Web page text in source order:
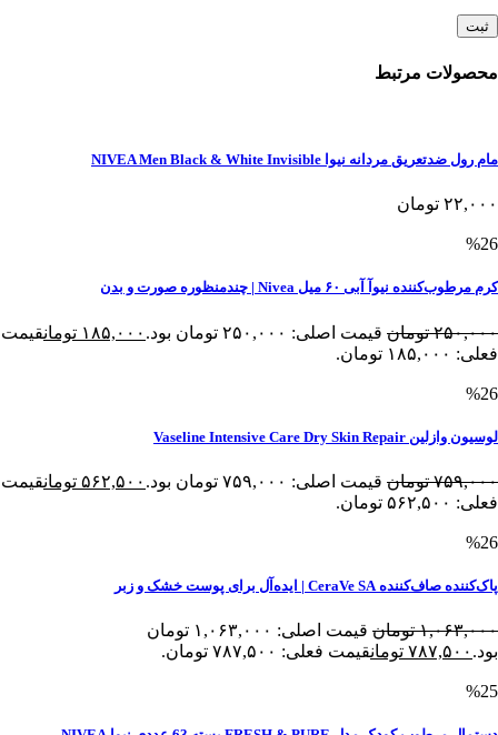
محصولات مرتبط
مام رول ضدتعریق مردانه نیوا NIVEA Men Black & White Invisible
۲۲,۰۰۰ تومان
%26
کرم مرطوب‌کننده نیوآ آبی ۶۰ میل Nivea | چندمنظوره صورت و بدن
۲۵۰,۰۰۰ تومان قیمت اصلی: ۲۵۰,۰۰۰ تومان بود. ۱۸۵,۰۰۰ تومانقیمت
فعلی: ۱۸۵,۰۰۰ تومان.
%26
لوسیون وازلین Vaseline Intensive Care Dry Skin Repair
۷۵۹,۰۰۰ تومان قیمت اصلی: ۷۵۹,۰۰۰ تومان بود. ۵۶۲,۵۰۰ تومانقیمت
فعلی: ۵۶۲,۵۰۰ تومان.
%26
پاک‌کننده صاف‌کننده CeraVe SA | ایده‌آل برای پوست خشک و زبر
۱,۰۶۳,۰۰۰ تومان
قیمت اصلی: ۱,۰۶۳,۰۰۰ تومان
بود. ۷۸۷,۵۰۰ تومانقیمت فعلی: ۷۸۷,۵۰۰ تومان.
%25